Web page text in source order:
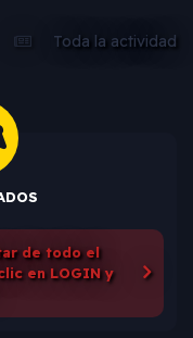
Toda la actividad
de todo el
en LOGIN y